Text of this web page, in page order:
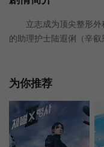
第10集
立志成为顶尖整形外
的助理护士陆遐俐（辛
绝、恶名昭彰的“平同岛
画。
为你推荐